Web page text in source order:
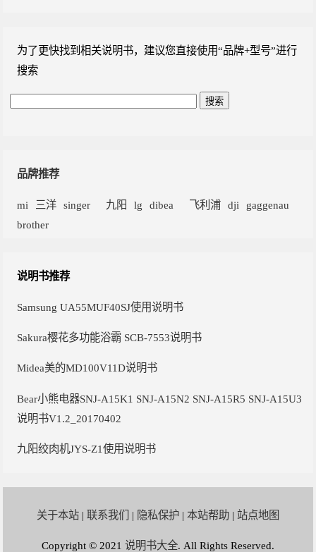
为了更快找到相关说明书，建议您直接使用“品牌+型号”进行
搜索
品牌推荐
mi 三洋 singer 九阳 lg dibea 飞利浦 dji
gaggenau
brother
说明书推荐
Samsung UA55MUF40SJ使用说明书
Sakura樱花多功能浴霸 SCB-7553说明书
Midea美的MD100V11D说明书
Bear小熊电器SNJ-A15K1 SNJ-A15N2 SNJ-A15R5 SNJ-A15U3
说明书V1.2_20170402
九阳绞肉机JYS-Z1使用说明书
关于本站 | 联系我们 | 隐私保护 | 本站帮助 | 站点地图
Copyright © 2021 说明书大全. All Rights Reserved.